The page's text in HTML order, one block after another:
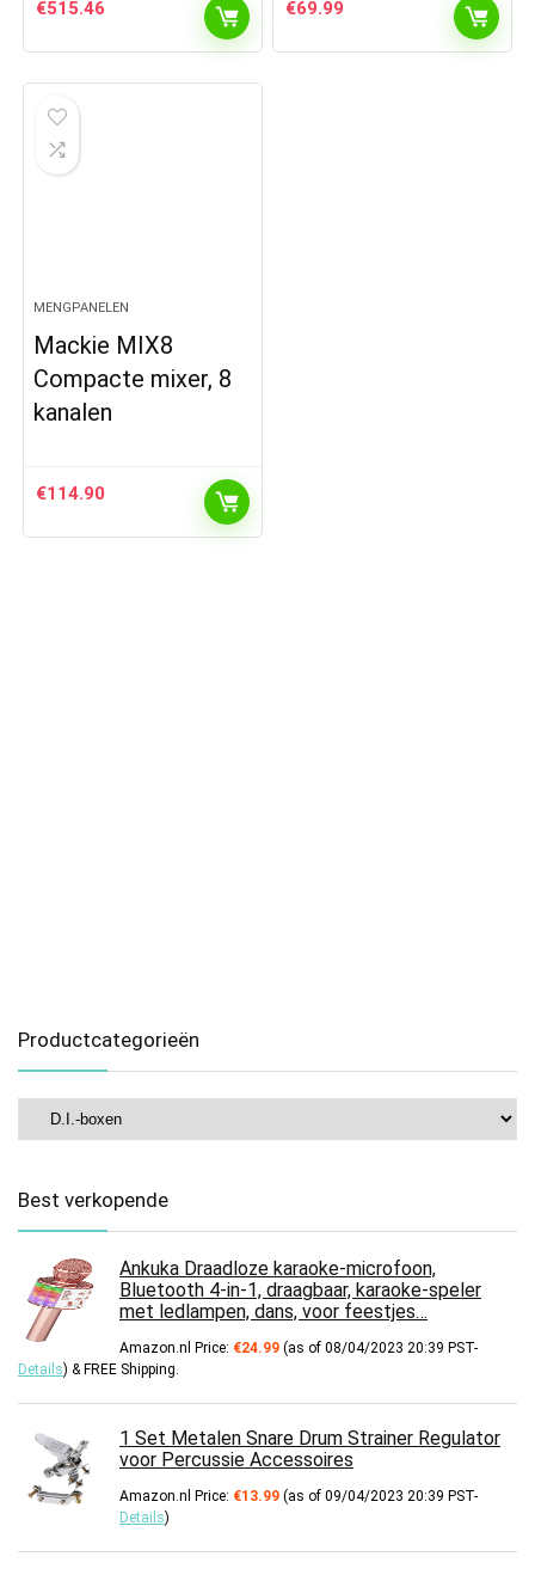
€515.46 €69.99
MENGPANELEN
Mackie MIX8
Compacte mixer, 8
kanalen
€114.90
Productcategorieën
Best verkopende
Ankuka Draadloze karaoke-microfoon,
Bluetooth 4-in-1, draagbaar, karaoke-speler
met ledlampen, dans, voor feestjes…
Amazon.nl Price: €24.99 (as of 08/04/2023 20:39 PST-
Details) & FREE Shipping.
1 Set Metalen Snare Drum Strainer Regulator
voor Percussie Accessoires
Amazon.nl Price: €13.99 (as of 09/04/2023 20:39 PST-
Details)